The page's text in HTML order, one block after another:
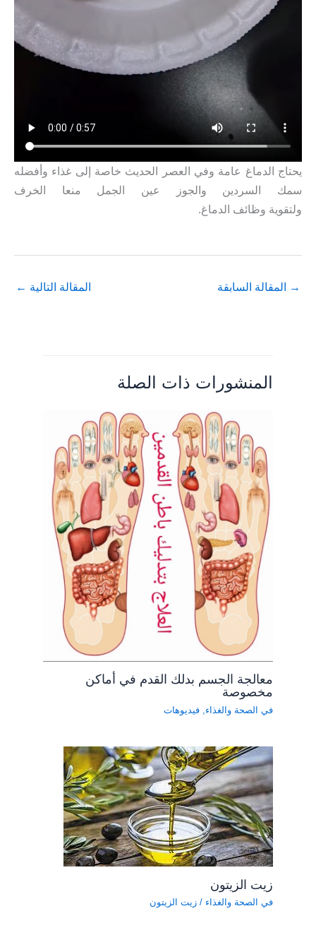
يحتاج الدماغ عامة وفي العصر الحديث خاصة إلى غذاء وأفضله
سمك السردين والجوز عين الجمل منعا الخرف
ولتقوية وظائف الدماغ.
→ المقالة السابقة المقالة التالية ←
المنشورات ذات الصلة
معالجة الجسم بدلك القدم في أماكن
مخصوصة
في الصحة والغذاء ,فيديوهات
زيت الزيتون
في الصحة والغذاء /زيت الزيتون